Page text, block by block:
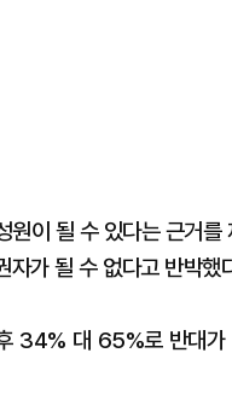
이 될 수 있다는 근거를
자가 될 수 없다고 반박했
34% 대 65%로 반대가